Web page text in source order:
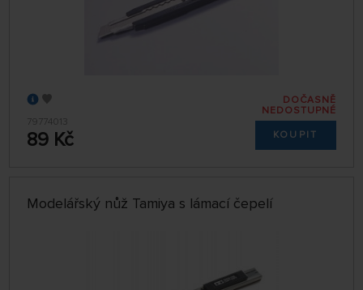
79774013
89 Kč
DOČASNĚ
NEDOSTUPNÉ
KOUPIT
Modelářský nůž Tamiya s lámací čepelí